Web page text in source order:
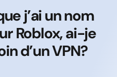
j’ai un nom
Roblox, ai-je
d’un VPN?